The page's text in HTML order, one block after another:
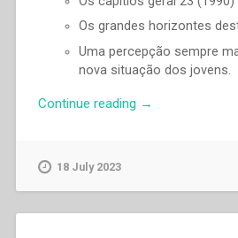
Os grandes horizontes
Uma percepção sempre
nova situação dos jovens.
Continue reading “Pascual
→
18 July 2023